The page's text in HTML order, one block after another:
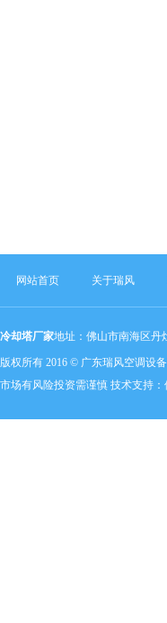
网站首页 关于瑞风
冷却塔厂家地址：佛山市南海区丹
版权所有 2016 © 广东瑞风空调设
市场有风险投资需谨慎 技术支持：